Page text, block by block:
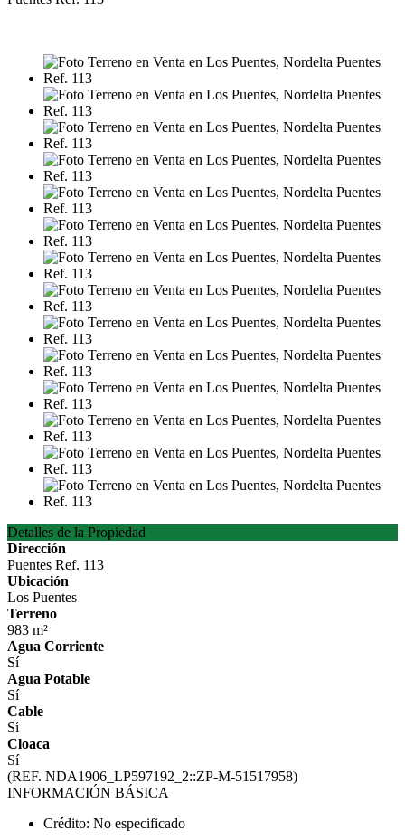
Detalles de la Propiedad
Dirección
Puentes Ref. 113
Ubicación
Los Puentes
Terreno
983 m²
Agua Corriente
Sí
Agua Potable
Sí
Cable
Sí
Cloaca
Sí
(REF. NDA1906_LP597192_2::ZP-M-51517958)
INFORMACIÓN BÁSICA
Crédito: No especificado